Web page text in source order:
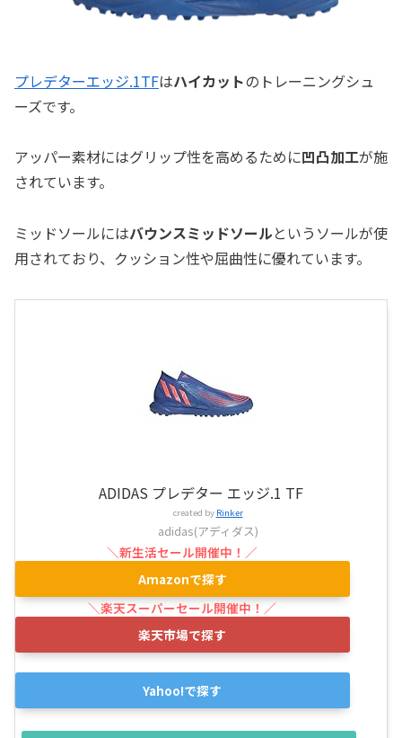
プレデターエッジ.1TFはハイカットのトレーニングシュ
ーズです。
アッパー素材にはグリップ性を高めるために凹凸加工が施
されています。
ミッドソールにはバウンスミッドソールというソールが使
用されており、クッション性や屈曲性に優れています。
ADIDAS プレデター エッジ.1 TF
created by Rinker
adidas(アディダス)
Amazonで探す
楽天市場で探す
Yahoo!で探す